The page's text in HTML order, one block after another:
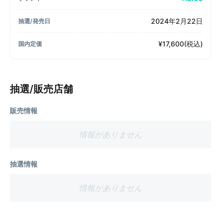
抽選/発売日 2024年2月22日
国内定価 ¥17,600(税込)
抽選/販売店舗
販売情報
情報がありません
抽選情報
情報がありません